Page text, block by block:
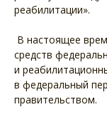
реабилитации».
В настоящее
средств
и
в федеральный
правительством.